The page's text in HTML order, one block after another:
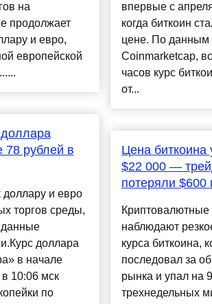
на
продолжает
и евро,
европейской
78 рублей в
доллару и евро
торгов среды,
данные
доллара
в начале
10:06 мск
по
впервые с
когда биткоин
цене. По данным
Сoinmarketcap,
часов курс
от...
Цена биткоина
$22 000 —
потеряли $600
наблюдают
курса биткоина,
последовал за
рынка и упал на
трехнедельных